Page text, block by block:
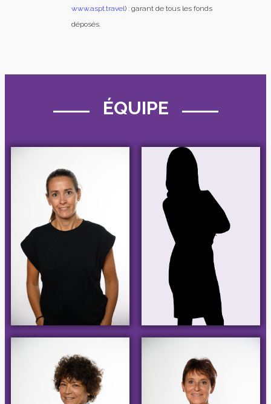
www.aspt.travel) : garant de tous les fonds
déposés.
ÉQUIPE